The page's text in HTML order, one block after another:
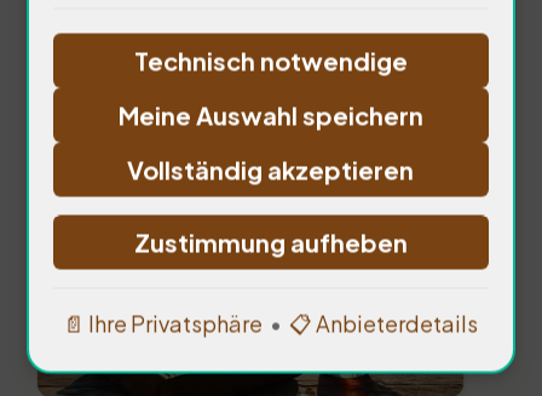
Philosophische
Perspektiven auf das Reisen
Technisch notwendige
Meine Auswahl speichern
Vollständig akzeptieren
Zustimmung aufheben
📄 Ihre Privatsphäre • 📋 Anbieterdetails